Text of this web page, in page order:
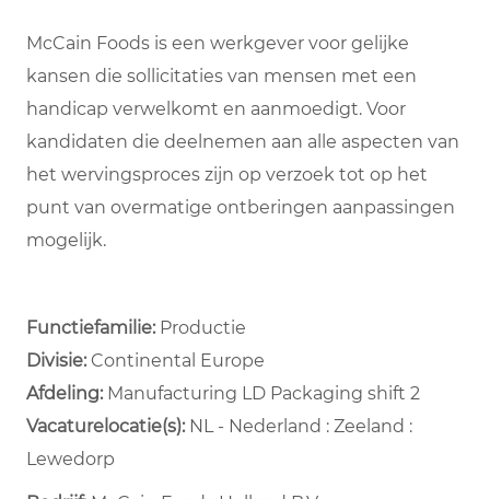
McCain Foods is een werkgever voor gelijke
kansen die sollicitaties van mensen met een
handicap verwelkomt en aanmoedigt. Voor
kandidaten die deelnemen aan alle aspecten van
het wervingsproces zijn op verzoek tot op het
punt van overmatige ontberingen aanpassingen
mogelijk.
Functiefamilie: Productie
Divisie: Continental Europe
Afdeling: ​ Manufacturing LD Packaging shift 2 ​
Vacaturelocatie(s):NL - Nederland : Zeeland :
Lewedorp